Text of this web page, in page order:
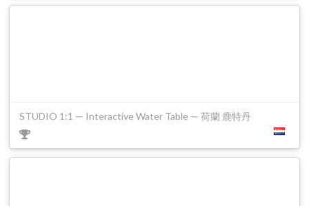
STUDIO 1:1 — Interactive Water Table — 荷蘭 鹿特丹